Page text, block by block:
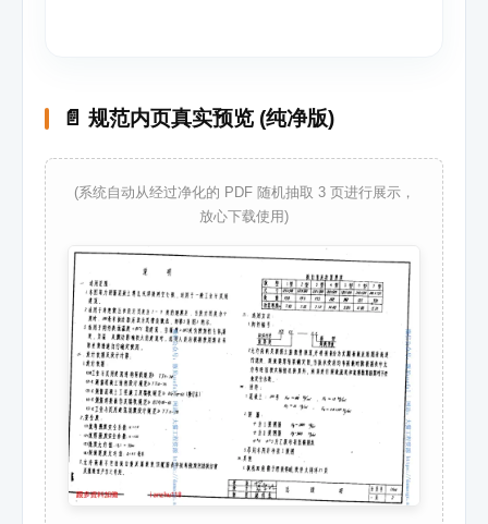
📄 规范内页真实预览 (纯净版)
(系统自动从经过净化的 PDF 随机抽取 3 页进行展示，
放心下载使用)